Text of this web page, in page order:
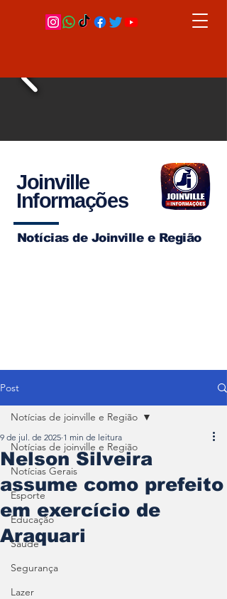
Joinville
Informações
Notícias de Joinville e Região
Post
Notícias de joinville e Região
Notícias Gerais
Esporte
Educação
Saúde
Segurança
Lazer
Notícias de joinville e Região
Nelson Silveira
assume como prefeito
em exercício de
Araquari
9 de jul. de 2025 1 min de leitura